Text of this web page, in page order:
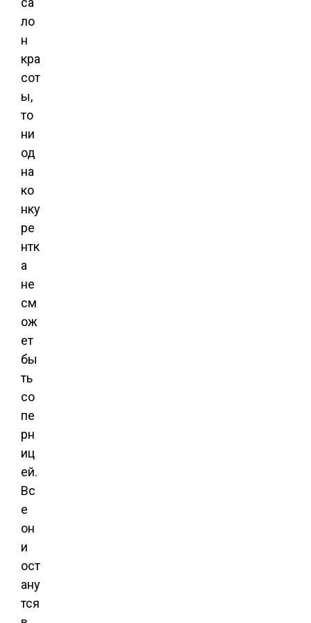
ло
н
кра
сот
ы,
то
ни
од
на
ко
нку
ре
нтк
а
не
см
ож
ет
бы
ть
со
пе
рн
иц
ей.
Вс
е
он
и
ост
ану
тся